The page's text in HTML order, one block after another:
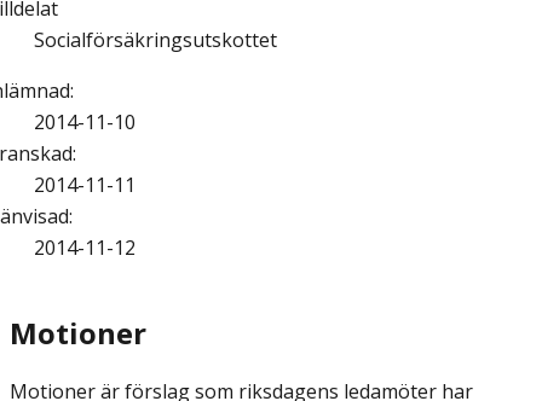
Socialförsäkringsutskottet
:
2014-11-10
:
2014-11-11
:
2014-11-12
Motioner
Motioner är förslag som riksdagens ledamöter har